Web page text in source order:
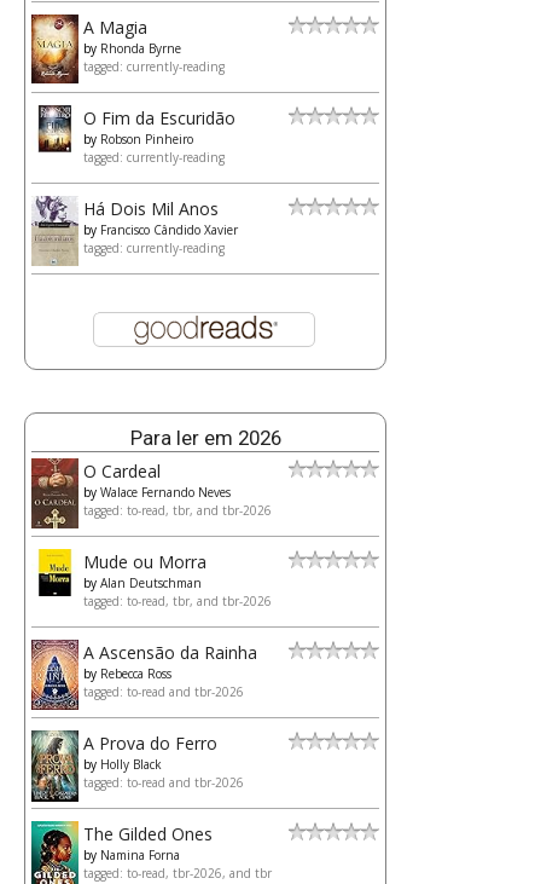
A Magia
by Rhonda Byrne
tagged: currently-reading
O Fim da Escuridão
by Robson Pinheiro
tagged: currently-reading
Há Dois Mil Anos
by Francisco Cândido Xavier
tagged: currently-reading
Para ler em 2026
O Cardeal
by Walace Fernando Neves
tagged: to-read, tbr, and tbr-2026
Mude ou Morra
by Alan Deutschman
tagged: to-read, tbr, and tbr-2026
A Ascensão da Rainha
by Rebecca Ross
tagged: to-read and tbr-2026
A Prova do Ferro
by Holly Black
tagged: to-read and tbr-2026
The Gilded Ones
by Namina Forna
tagged: to-read, tbr-2026, and tbr